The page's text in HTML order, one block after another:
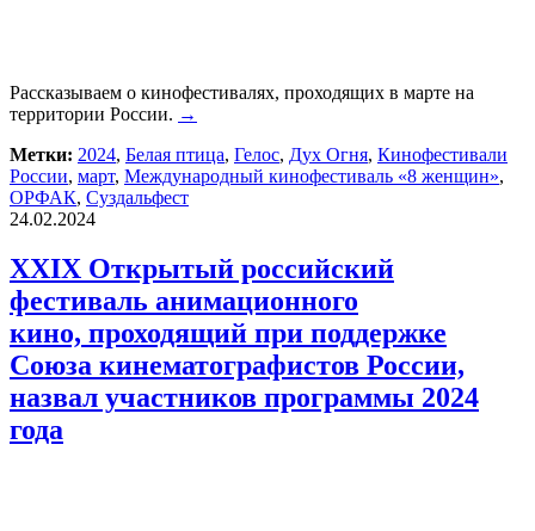
Рассказываем о кинофестивалях, проходящих в марте на
территории России. →
Метки: 2024, Белая птица, Гелос, Дух Огня, Кинофестивали
России, март, Международный кинофестиваль «8 женщин»,
ОРФАК, Суздальфест
24.02.2024
XXIX Открытый российский
фестиваль анимационного
кино, проходящий при поддержке
Союза кинематографистов России,
назвал участников программы 2024
года